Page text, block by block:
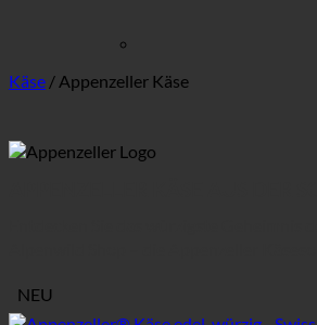
Käse / Appenzeller Käse
NEU